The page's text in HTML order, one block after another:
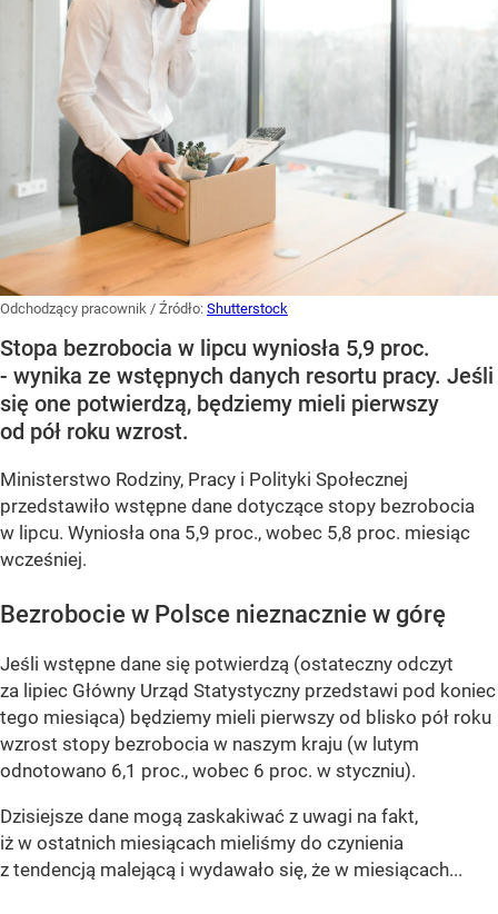
Odchodzący pracownik / Źródło: Shutterstock
Stopa bezrobocia w lipcu wyniosła 5,9 proc.
- wynika ze wstępnych danych resortu pracy. Jeśli
się one potwierdzą, będziemy mieli pierwszy
od pół roku wzrost.
Ministerstwo Rodziny, Pracy i Polityki Społecznej
przedstawiło wstępne dane dotyczące stopy bezrobocia
w lipcu. Wyniosła ona 5,9 proc., wobec 5,8 proc. miesiąc
wcześniej.
Bezrobocie w Polsce nieznacznie w górę
Jeśli wstępne dane się potwierdzą (ostateczny odczyt
za lipiec Główny Urząd Statystyczny przedstawi pod koniec
tego miesiąca) będziemy mieli pierwszy od blisko pół roku
wzrost stopy bezrobocia w naszym kraju (w lutym
odnotowano 6,1 proc., wobec 6 proc. w styczniu).
Dzisiejsze dane mogą zaskakiwać z uwagi na fakt,
iż w ostatnich miesiącach mieliśmy do czynienia
z tendencją malejącą i wydawało się, że w miesiącach...